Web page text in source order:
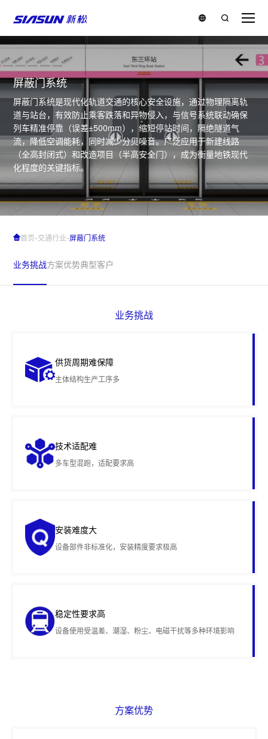
屏蔽门系统
屏蔽门系统是现代化轨道交通的核心安全设施，通过物理隔离轨
道与站台，有效防止乘客跌落和异物侵入，与信号系统联动确保
列车精准停靠（误差±500mm），缩短停站时间，隔绝隧道气
流，降低空调能耗，同时减少分贝噪音。广泛应用于新建线路
（全高封闭式）和改造项目（半高安全门），成为衡量地铁现代
化程度的关键指标。
业务挑战方案优势典型客户
首页-交通行业-屏蔽门系统
业务挑战
供货周期难保障
主体结构生产工序多
技术适配难
多车型混跑，适配要求高
安装难度大
设备部件非标准化，安装精度要求极高
稳定性要求高
设备使用受温差、潮湿、粉尘、电磁干扰等多种环境影响
方案优势